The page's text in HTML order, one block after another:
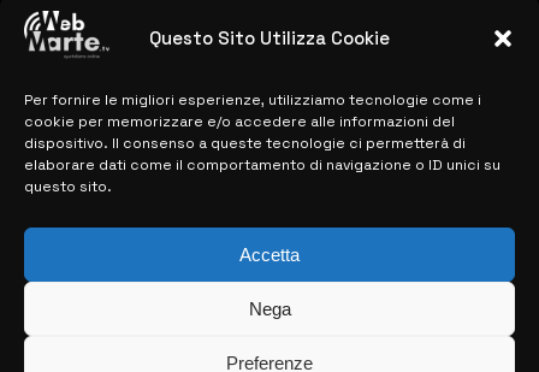
Questo Sito Utilizza Cookie
Per fornire le migliori esperienze, utilizziamo tecnologie come i
cookie per memorizzare e/o accedere alle informazioni del
dispositivo. Il consenso a queste tecnologie ci permetterà di
elaborare dati come il comportamento di navigazione o ID unici su
questo sito.
Accetta
Nega
Preferenze
MAPPA DEL SITO
> NOTIZIE